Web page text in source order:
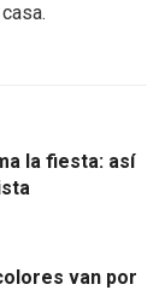
la fiesta: así
van por